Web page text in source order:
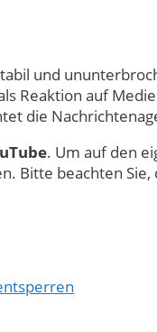
und
Reaktion auf
die
. Um auf den
Bitte beachten Sie,